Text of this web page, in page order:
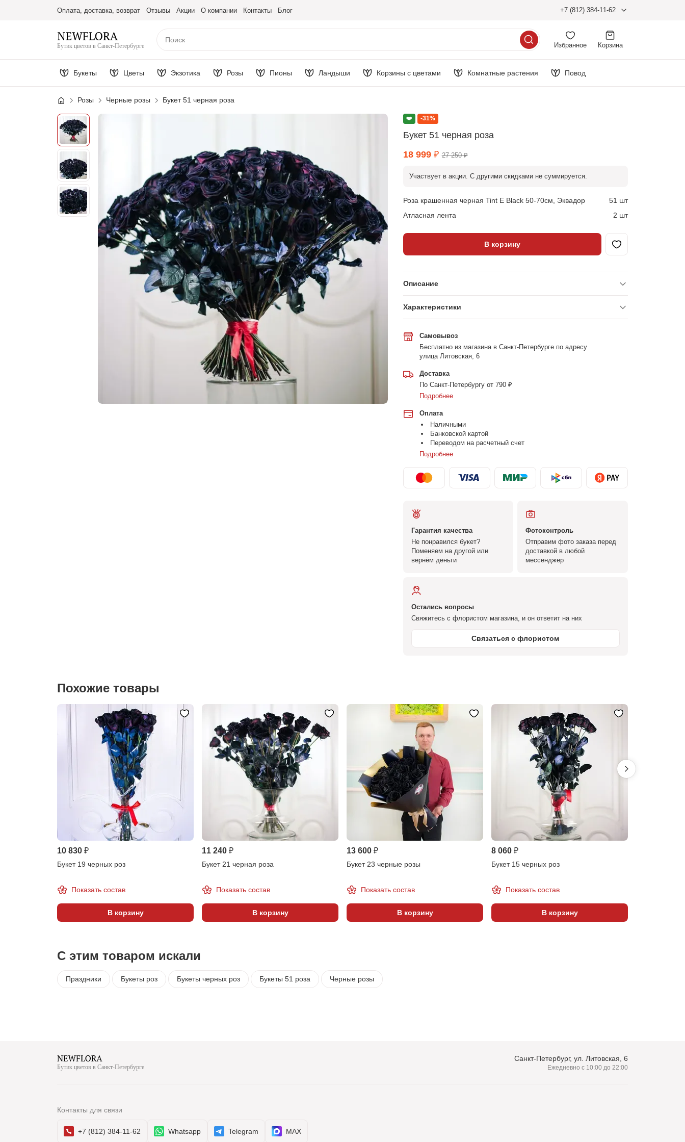
Оплата, доставка, возврат Отзывы Акции О компании Контакты Блог +7 (812) 384-11-62
Бутик цветов в Санкт-Петербурге Избранное Корзина
Букеты Цветы Экзотика Розы Пионы Ландыши Корзины с цветами Комнатные растения Повод
Розы Черные розы Букет 51 черная роза
❤️ -31%
Букет 51 черная роза
18 999 ₽ 27 250 ₽
Участвует в акции. С другими скидками не суммируется.
Роза крашенная черная Tint E Black 50-70см, Эквадор
51 шт
Атласная лента
2 шт
В корзину
Описание
Характеристики
Самовывоз
Бесплатно из магазина в Санкт-Петербурге по адресу
улица Литовская, 6
Доставка
По Санкт-Петербургу от 790 ₽
Подробнее
Оплата
Наличными
Банковской картой
Переводом на расчетный счет
Подробнее
Гарантия качества
Не понравился букет?
Поменяем на другой или
вернём деньги
Фотоконтроль
Отправим фото заказа перед
доставкой в любой
мессенджер
Остались вопросы
Свяжитесь с флористом магазина, и он ответит на них
Связаться с флористом
Похожие товары
10 830 ₽
Букет 19 черных роз
Показать состав
В корзину
11 240 ₽
Букет 21 черная роза
Показать состав
В корзину
13 600 ₽
Букет 23 черные розы
Показать состав
В корзину
8 060 ₽
Букет 15 черных роз
Показать состав
В корзину
С этим товаром искали
Праздники Букеты роз Букеты черных роз Букеты 51 роза Черные розы
Бутик цветов в Санкт-Петербурге
Санкт-Петербург, ул. Литовская, 6
Ежедневно с 10:00 до 22:00
Контакты для связи
+7 (812) 384-11-62 Whatsapp Telegram MAX